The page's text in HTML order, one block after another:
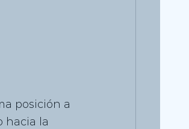
posición a
hacia la